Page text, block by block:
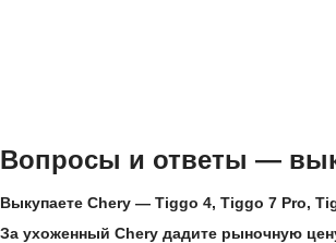
Вопросы и ответы —
Выкупаете Chery — Tiggo 4, Tiggo 7 Pro,
За ухоженный Chery дадите рыночную